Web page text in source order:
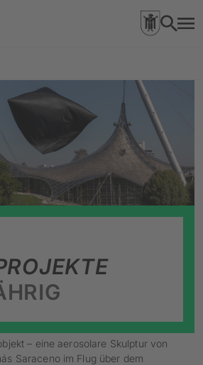
– eine aerosolare Skulptur von
Saraceno im Flug über dem